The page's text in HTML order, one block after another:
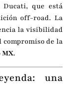
Ducati, que está
off-road. La
la visibilidad
de la
MX.
una